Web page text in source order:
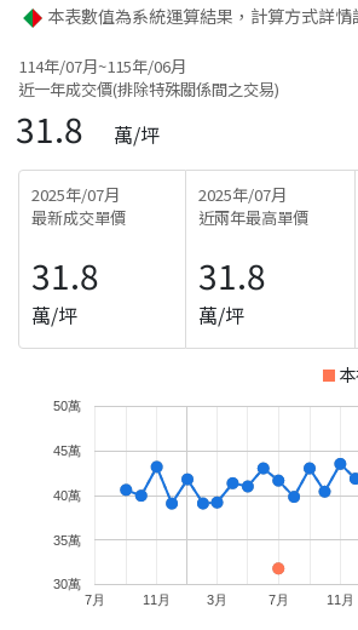
本表數值為系統運算結果，計算方式詳情
114年/07月~115年/06月
近一年成交價(排除特殊關係間之交易)
31.8 萬/坪
2025年/07月
最新成交單價
31.8
萬/坪
2025年/07月
近兩年最高單價
31.8
萬/坪
7月 11月 3月 7月 11月
30萬
35萬
40萬
45萬
50萬